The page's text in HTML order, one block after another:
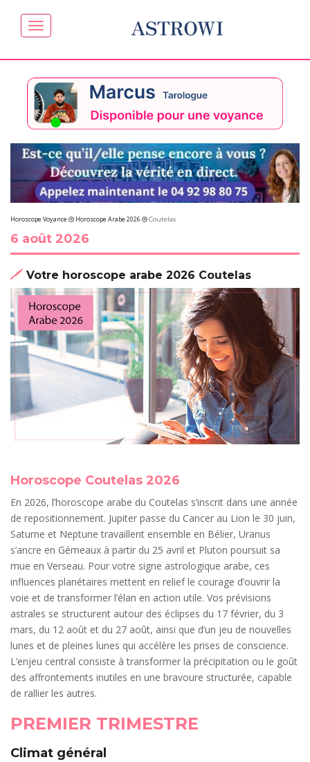
ASTROWI
Horoscope Voyance Horoscope Arabe 2026 Coutelas
6 août 2026
Votre horoscope arabe 2026 Coutelas
Horoscope Coutelas 2026
En 2026, l’horoscope arabe du Coutelas s’inscrit dans une année
de repositionnement. Jupiter passe du Cancer au Lion le 30 juin,
Saturne et Neptune travaillent ensemble en Bélier, Uranus
s’ancre en Gémeaux à partir du 25 avril et Pluton poursuit sa
mue en Verseau. Pour votre signe astrologique arabe, ces
influences planétaires mettent en relief le courage d’ouvrir la
voie et de transformer l’élan en action utile. Vos prévisions
astrales se structurent autour des éclipses du 17 février, du 3
mars, du 12 août et du 27 août, ainsi que d’un jeu de nouvelles
lunes et de pleines lunes qui accélère les prises de conscience.
L’enjeu central consiste à transformer la précipitation ou le goût
des affrontements inutiles en une bravoure structurée, capable
de rallier les autres.
PREMIER TRIMESTRE
Climat général